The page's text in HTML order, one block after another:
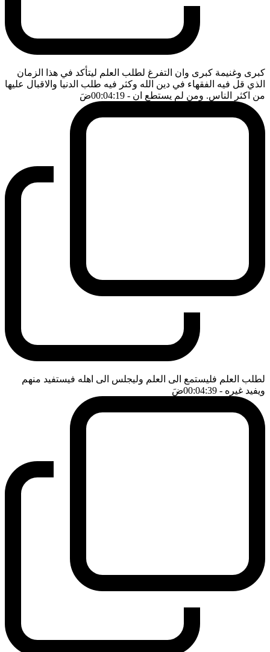
كبرى وغنيمة كبرى وان التفرغ لطلب العلم ليتأكد في هذا الزمان
الذي قل فيه الفقهاء في دين الله وكثر فيه طلب الدنيا والاقبال عليها
من اكثر الناس. ومن لم يستطع ان - 00:04:19 ضَ
لطلب العلم فليستمع الى العلم وليجلس الى اهله فيستفيد منهم
ويفيد غيره - 00:04:39 ضَ